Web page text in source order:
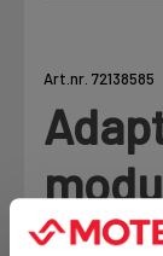
Fag
LOGG UT
Art.nr. 72138585